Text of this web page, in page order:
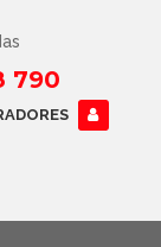
790